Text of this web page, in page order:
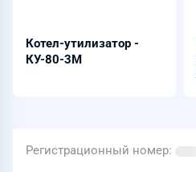
Котел-утилизатор -
КУ-80-3М
Регистрационный номер